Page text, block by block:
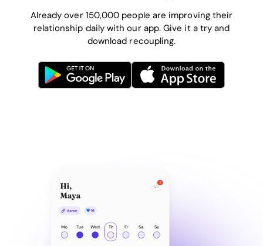
Already over 150,000 people are improving their
relationship daily with our app. Give it a try and
download recoupling.